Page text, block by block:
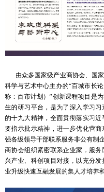
由众多国家级产业商协会、国家
科学与艺术中心主办的“百城市长
称：百市计划）”创新课程项目是
生的研习平台，是为了深入学习
的十九大精神，全面贯彻落实习
要指示批示精神，进一步优化营
强各级领导干部联系服务非公有制
商协会组织紧密联系企业家，服
兴产业、科创项目对接，以充分
业升级快速互融发展的集人才培养